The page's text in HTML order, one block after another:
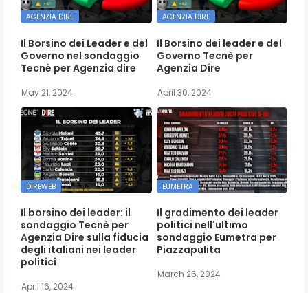
AGENZIA DIRE
Il Borsino dei Leader e del
Governo nel sondaggio
Tecnè per Agenzia dire
May 21, 2024
AGENZIA DIRE
Il Borsino dei leader e del
Governo Tecnè per
Agenzia Dire
April 30, 2024
DIREWEB
Il borsino dei leader: il
sondaggio Tecnè per
Agenzia Dire sulla fiducia
degli italiani nei leader
politici
April 16, 2024
EUMETRA
Il gradimento dei leader
politici nell'ultimo
sondaggio Eumetra per
Piazzapulita
March 26, 2024